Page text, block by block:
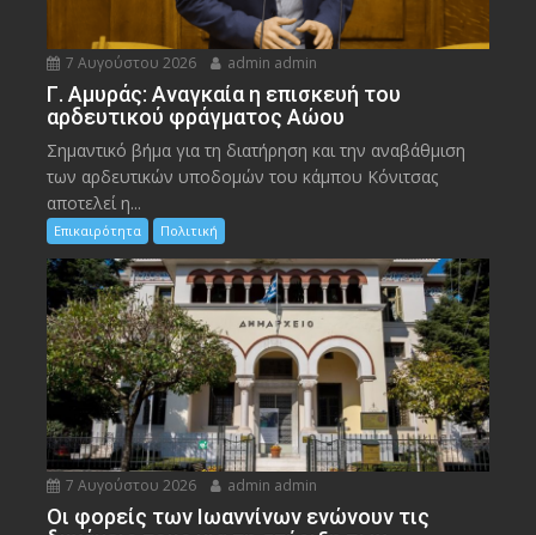
7 Αυγούστου 2026 admin admin
Γ. Αμυράς: Αναγκαία η επισκευή του
αρδευτικού φράγματος Αώου
Σημαντικό βήμα για τη διατήρηση και την αναβάθμιση
των αρδευτικών υποδομών του κάμπου Κόνιτσας
αποτελεί η...
Επικαιρότητα Πολιτική
7 Αυγούστου 2026 admin admin
Οι φορείς των Ιωαννίνων ενώνουν τις